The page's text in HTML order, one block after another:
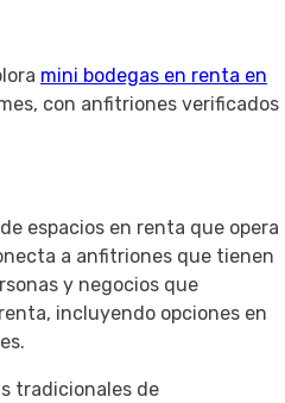
mini bodegas en renta en
con anfitriones verificados
espacios en renta que opera
a anfitriones que tienen
y negocios que
incluyendo opciones en
tradicionales de